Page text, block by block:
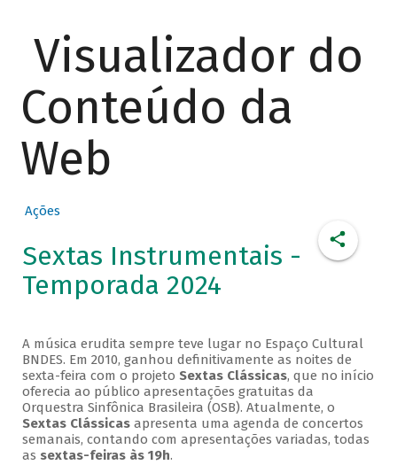
Visualizador do
Conteúdo da
Web
Ações
Sextas Instrumentais -
Temporada 2024
A música erudita sempre teve lugar no Espaço Cultural
BNDES. Em 2010, ganhou definitivamente as noites de
sexta-feira com o projeto Sextas Clássicas, que no início
oferecia ao público apresentações gratuitas da
Orquestra Sinfônica Brasileira (OSB). Atualmente, o
Sextas Clássicasapresenta uma agenda de concertos
semanais, contando com apresentações variadas, todas
as sextas-feiras às 19h.